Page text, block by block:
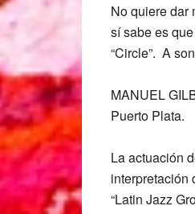
No quiere dar
sí sabe es
“Circle”. A
MANUEL
Puerto Plata.
La actuación
interpretación
“Latin Jazz